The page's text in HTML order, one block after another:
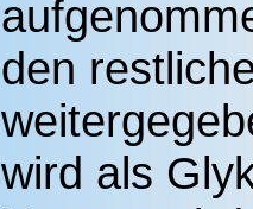
den
wird als